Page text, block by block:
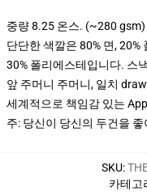
중량 8.25 온스. (~280
단단한 색깔은 80% 면,
30% 폴리에스테입니다. 스
앞 주머니 주머니, 일치
세계적으로 책임감 있는
주: 당신이 당신의 두건을
SKU:
카테고